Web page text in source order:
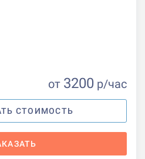
от 3200 р/час
СТОИМОСТЬ